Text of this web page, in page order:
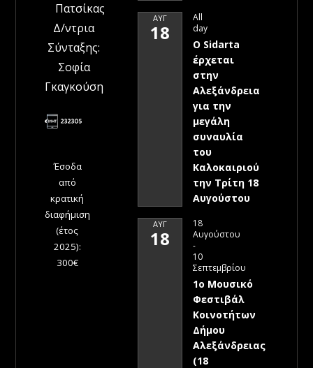
Πατσίκας
Δ/ντρια
Σύνταξης:
Σοφία
Γκαγκούση
Έσοδα
από
κρατική
διαφήμιση
(έτος
2025):
300€
ΑΥΓ
18
All
day
Ο Sidarta
έρχεται
στην
Αλεξάνδρεια
για την
μεγάλη
συναυλία
του
Καλοκαιριού
την Τρίτη 18
Αυγούστου
ΑΥΓ
18
18
Αυγούστου
-
10
Σεπτεμβρίου
1ο Μουσικό
Φεστιβάλ
Κοινοτήτων
Δήμου
Αλεξάνδρειας
(18